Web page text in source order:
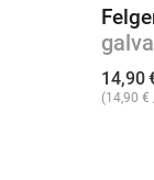
14,90
(14,90 €